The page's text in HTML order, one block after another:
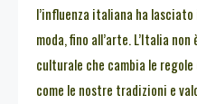
l’influenza italiana ha
moda, fino all’arte. L’Italia
culturale che cambia le
come le nostre tradizioni e